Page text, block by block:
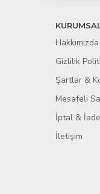
Hakkımızda
Gizlilik
Şartlar &
Mesafeli
İptal &
İletişim